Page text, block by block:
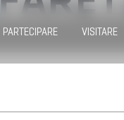
PARTECIPARE VISITARE